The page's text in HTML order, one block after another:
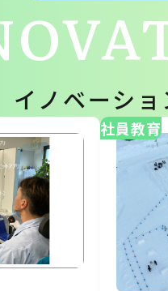
イノベーショ
社員教育